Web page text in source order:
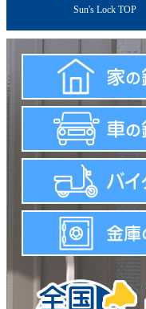
Sun's Lock TOP